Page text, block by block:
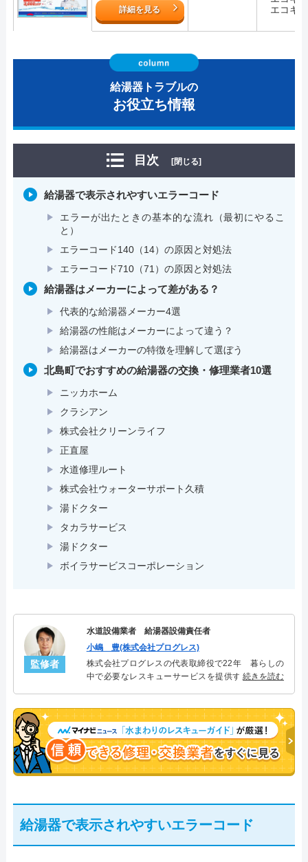
詳細を見る
エコキ
給湯器トラブルの
お役立ち情報
目次 [閉じる]
給湯器で表示されやすいエラーコード
エラーが出たときの基本的な流れ（最初にやるこ
と）
エラーコード140（14）の原因と対処法
エラーコード710（71）の原因と対処法
給湯器はメーカーによって差がある？
代表的な給湯器メーカー4選
給湯器の性能はメーカーによって違う？
給湯器はメーカーの特徴を理解して選ぼう
北島町でおすすめの給湯器の交換・修理業者10選
ニッカホーム
クラシアン
株式会社クリーンライフ
正直屋
水道修理ルート
株式会社ウォーターサポート久積
湯ドクター
タカラサービス
湯ドクター
ボイラサービスコーポレーション
監修者
水道設備業者 給湯器設備責任者
小嶋 豊(株式会社プログレス)
株式会社プログレスの代表取締役で22年 暮らしの
中で必要なレスキューサービスを提供する株式会社
決。多くのお客様に信頼される「給湯器」のスペシ
ャリスト。
続きを読む
給湯器で表示されやすいエラーコード